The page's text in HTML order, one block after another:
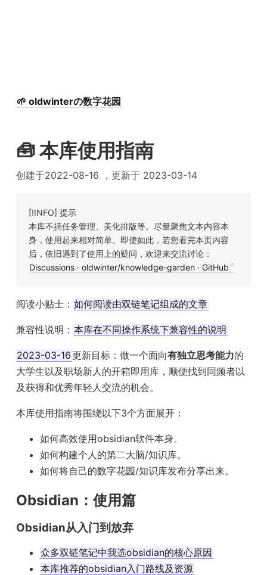
🌱 oldwinterの数字花园
🧰 本库使用指南
创建于2022-08-16 ，更新于 2023-03-14
[!INFO] 提示
本库不搞任务管理、美化排版等。尽量聚焦文本内容本
身，使用起来相对简单。即便如此，若您看完本页内容
后，依旧遇到了使用上的疑问，欢迎来交流讨论：
Discussions · oldwinter/knowledge-garden · GitHub
阅读小贴士： 如何阅读由双链笔记组成的文章
兼容性说明： 本库在不同操作系统下兼容性的说明
2023-03-16更新目标：做一个面向有独立思考能力的
大学生以及职场新人的开箱即用库，顺便找到同频者以
及获得和优秀年轻人交流的机会。
本库使用指南将围绕以下3个方面展开：
如何高效使用obsidian软件本身。
如何构建个人的第二大脑/知识库。
如何将自己的数字花园/知识库发布分享出来。
Obsidian：使用篇
Obsidian从入门到放弃
众多双链笔记中我选obsidian的核心原因
本库推荐的obsidian入门路线及资源